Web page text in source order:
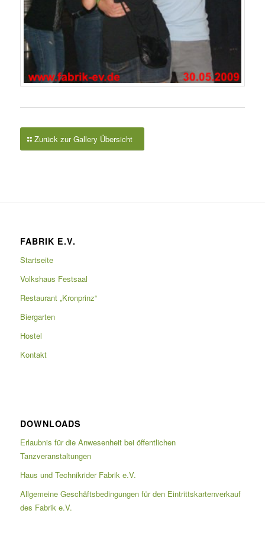
Zurück zur Gallery Übersicht
FABRIK E.V.
Startseite
Volkshaus Festsaal
Restaurant „Kronprinz“
Biergarten
Hostel
Kontakt
DOWNLOADS
Erlaubnis für die Anwesenheit bei öffentlichen
Tanzveranstaltungen
Haus und Technikrider Fabrik e.V.
Allgemeine Geschäftsbedingungen für den Eintrittskartenverkauf
des Fabrik e.V.